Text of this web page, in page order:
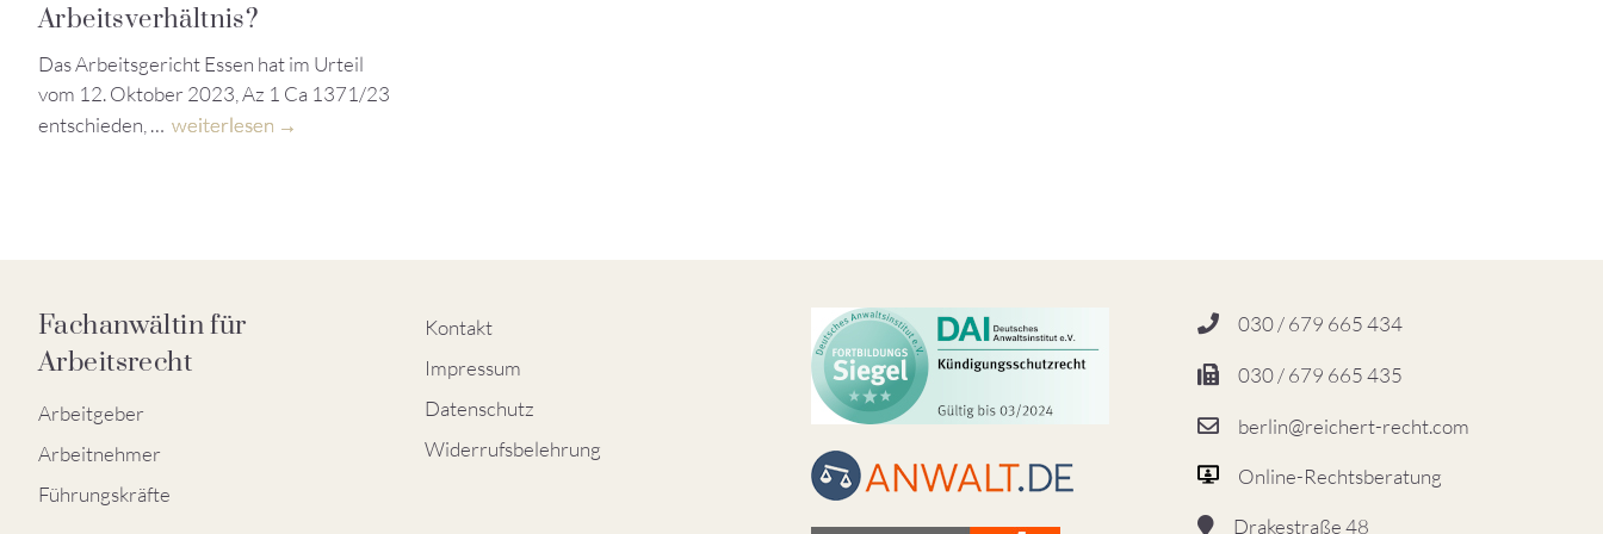
Arbeitsverhältnis?
Das Arbeitsgericht Essen hat im Urteil
vom 12. Oktober 2023, Az 1 Ca 1371/23
entschieden, … weiterlesen
Fachanwältin für
Arbeitsrecht
Arbeitgeber
Arbeitnehmer
Führungskräfte
Kontakt
Impressum
Datenschutz
Widerrufsbelehrung
030 / 679 665 434
030 / 679 665 435
berlin@reichert-recht.com
Online-Rechtsberatung
Drakestraße 48